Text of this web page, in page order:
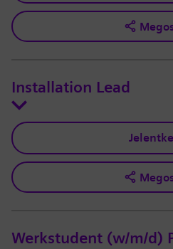
Installation Lead
Werkstudent (w/m/d)